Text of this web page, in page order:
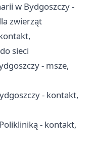
w Bydgoszczy -
zwierząt
sieci
- msze,
- kontakt,
- kontakt,